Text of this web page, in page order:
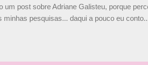
um post sobre Adriane Galisteu, porque
pesquisas... daqui a pouco eu
Senna. Fui questionada, porque todos